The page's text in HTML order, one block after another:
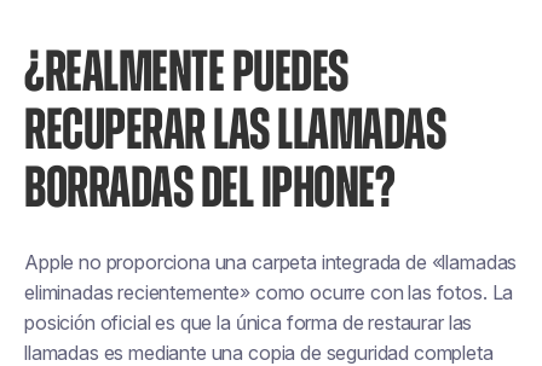
¿REALMENTE PUEDES
RECUPERAR LAS LLAMADAS
BORRADAS DEL IPHONE?
Apple no proporciona una carpeta integrada de «llamadas
eliminadas recientemente» como ocurre con las fotos. La
posición oficial es que la única forma de restaurar las
llamadas es mediante una copia de seguridad completa